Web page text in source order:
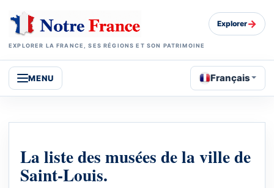
EXPLORER LA FRANCE, SES RÉGIONS ET SON PATRIMOINE
Explorer→
MENU Français
La liste des musées de la ville de
Saint-Louis.